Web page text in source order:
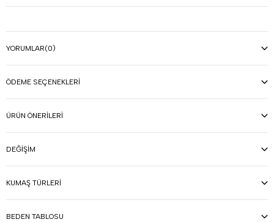
YORUMLAR(0)
ÖDEME SEÇENEKLERI
ÜRÜN ÖNERILERI
DEĞIŞIM
KUMAŞ TÜRLERI
BEDEN TABLOSU